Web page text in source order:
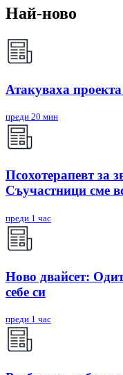
Най-ново
Атакуваха
преди 20 мин
Псохотерапевт за
Съучастници сме
преди 1 час
Ново двайсет:
себе си
преди 1 час